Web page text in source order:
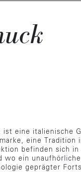
ist eine italienische
eine
befinden sich
wo ein
geprägter